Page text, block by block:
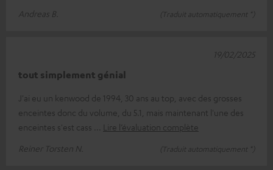
Andreas B.
(Traduit automatiquement *)
tout simplement génial
J'ai eu un kenwood de 1994, 30 ans au top, avec des grosses
enceintes donc du volume, du 5.1, mais maintenant l'une des
enceintes s'est cass
Lire l’évaluation complète
Reiner Torsten N.
(Traduit automatiquement *)
19/02/2025